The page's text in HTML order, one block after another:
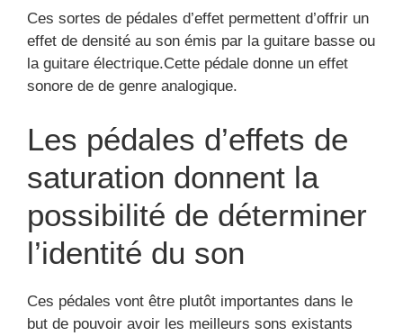
Ces sortes de pédales d’effet permettent d’offrir un
effet de densité au son émis par la guitare basse ou
la guitare électrique.Cette pédale donne un effet
sonore de de genre analogique.
Les pédales d’effets de
saturation donnent la
possibilité de déterminer
l’identité du son
Ces pédales vont être plutôt importantes dans le
but de pouvoir avoir les meilleurs sons existants